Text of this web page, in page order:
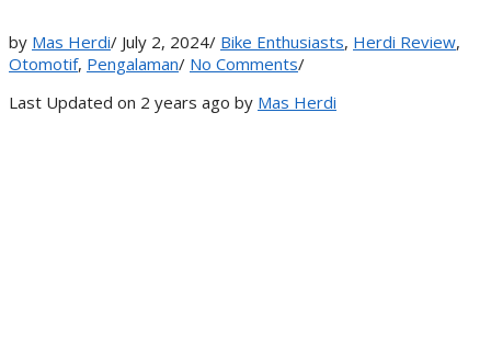
by Mas Herdi/ July 2, 2024/ Bike Enthusiasts, Herdi Review,
Otomotif, Pengalaman/ No Comments/
Last Updated on 2 years ago by Mas Herdi